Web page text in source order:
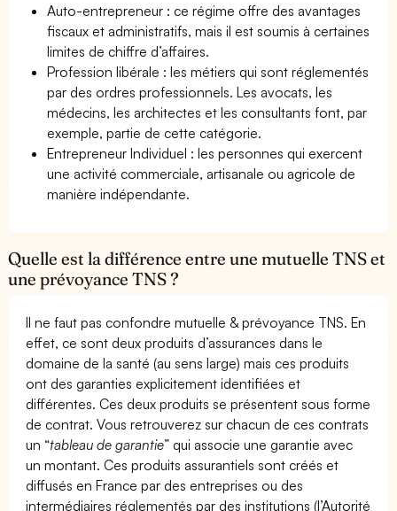
Auto-entrepreneur : ce régime offre des avantages
fiscaux et administratifs, mais il est soumis à certaines
limites de chiffre d’affaires.
Profession libérale : les métiers qui sont réglementés
par des ordres professionnels. Les avocats, les
médecins, les architectes et les consultants font, par
exemple, partie de cette catégorie.
Entrepreneur Individuel : les personnes qui exercent
une activité commerciale, artisanale ou agricole de
manière indépendante.
Quelle est la différence entre une mutuelle TNS et
une prévoyance TNS ?
Il ne faut pas confondre mutuelle & prévoyance TNS. En
effet, ce sont deux produits d’assurances dans le
domaine de la santé (au sens large) mais ces produits
ont des garanties explicitement identifiées et
différentes. Ces deux produits se présentent sous forme
de contrat. Vous retrouverez sur chacun de ces contrats
un “tableau de garantie” qui associe une garantie avec
un montant. Ces produits assurantiels sont créés et
diffusés en France par des entreprises ou des
intermédiaires réglementés par des institutions (l’Autorité